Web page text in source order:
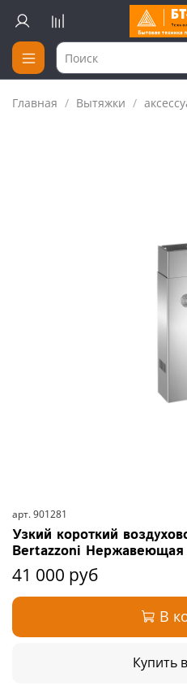
Главная Вытяжки
арт. 901281
Узкий короткий
Bertazzoni Нержавеющая
41 000 руб
В
Купить